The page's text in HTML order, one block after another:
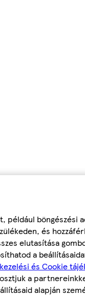
például böngészési
és
elutasítása
a
és Cookie
a
alapján